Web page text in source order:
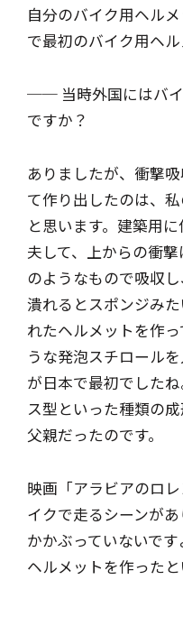
自分のバイク用ヘル
で最初のバイク用ヘル
── 当時外国にはバ
ですか？
ありましたが、衝撃
て作り出したのは、
と思います。建築用
夫して、上からの衝
のようなもので吸収し
潰れるとスポンジみ
れたヘルメットを作
うな発泡スチロール
が日本で最初でした
ス型といった種類の
父親だったのです。
映画「アラビアのロ
イクで走るシーンが
かかぶっていないで
ヘルメットを作ったと